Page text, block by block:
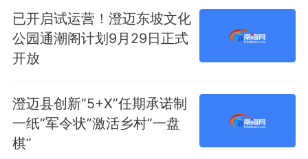
已开启试运营！澄迈东坡文化
公园通潮阁计划9月29日正式
开放
澄迈县创新“5+X”任期承诺制
一纸“军令状”激活乡村“一盘
棋”